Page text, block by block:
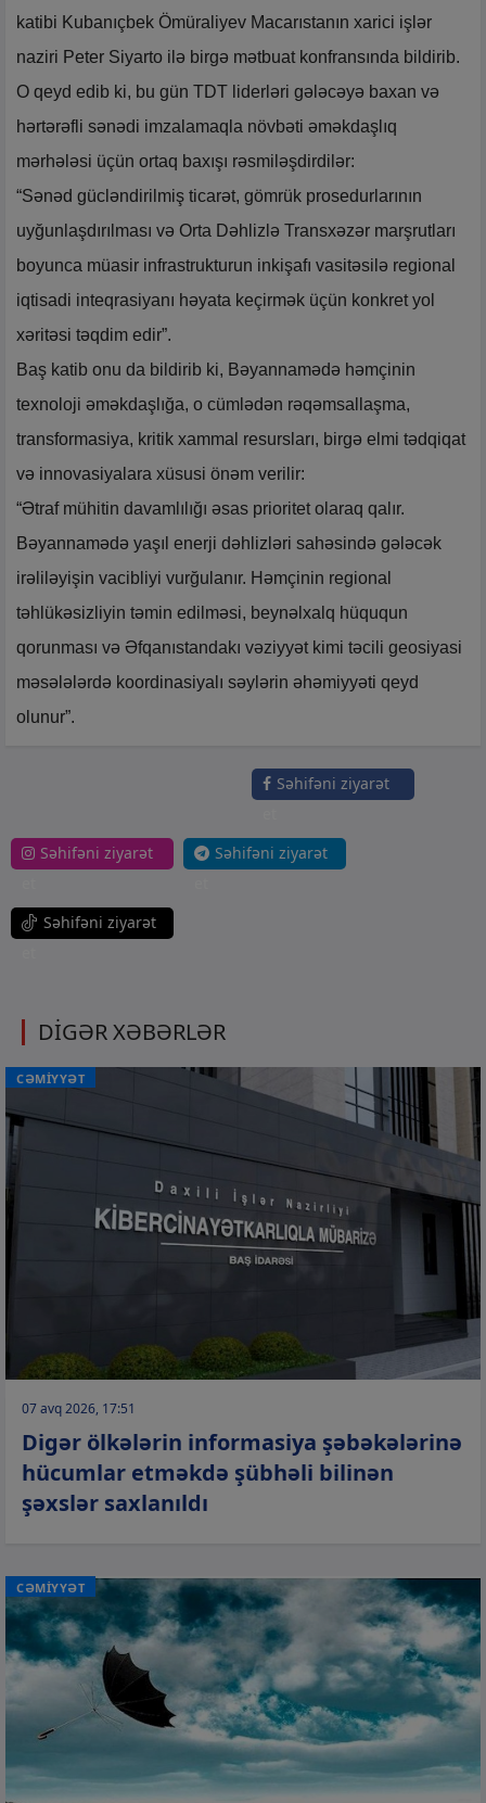
katibi Kubanıçbek Ömüraliyev Macarıstanın xarici işlər
naziri Peter Siyarto ilə birgə mətbuat konfransında bildirib.
O qeyd edib ki, bu gün TDT liderləri gələcəyə baxan və
hərtərəfli sənədi imzalamaqla növbəti əməkdaşlıq
mərhələsi üçün ortaq baxışı rəsmiləşdirdilər:
“Sənəd gücləndirilmiş ticarət, gömrük prosedurlarının
uyğunlaşdırılması və Orta Dəhlizlə Transxəzər marşrutları
boyunca müasir infrastrukturun inkişafı vasitəsilə regional
iqtisadi inteqrasiyanı həyata keçirmək üçün konkret yol
xəritəsi təqdim edir”.
Baş katib onu da bildirib ki, Bəyannamədə həmçinin
texnoloji əməkdaşlığa, o cümlədən rəqəmsallaşma,
transformasiya, kritik xammal resursları, birgə elmi tədqiqat
və innovasiyalara xüsusi önəm verilir:
“Ətraf mühitin davamlılığı əsas prioritet olaraq qalır.
Bəyannamədə yaşıl enerji dəhlizləri sahəsində gələcək
irəliləyişin vacibliyi vurğulanır. Həmçinin regional
təhlükəsizliyin təmin edilməsi, beynəlxalq hüququn
qorunması və Əfqanıstandakı vəziyyət kimi təcili geosiyasi
məsələlərdə koordinasiyalı səylərin əhəmiyyəti qeyd
olunur”.
Səhifəni ziyarət
Səhifəni ziyarət
Səhifəni ziyarət
Səhifəni ziyarət
DİGƏR XƏBƏRLƏR
CƏMİYYƏT
07 avq 2026, 17:51
Digər ölkələrin informasiya şəbəkələrinə
hücumlar etməkdə şübhəli bilinən
şəxslər saxlanıldı
CƏMİYYƏT